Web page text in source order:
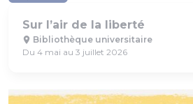
Sur l’air de la liberté
Bibliothèque universitaire
Du 4 mai au 3 juillet 2026